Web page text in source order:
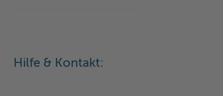
Hilfe & Kontakt: